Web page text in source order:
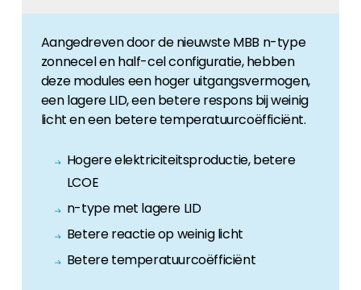
Aangedreven door de nieuwste MBB n-type
zonnecel en half-cel configuratie, hebben
deze modules een hoger uitgangsvermogen,
een lagere LID, een betere respons bij weinig
licht en een betere temperatuurcoëfficiënt.
Hogere elektriciteitsproductie, betere
LCOE
n-type met lagere LID
Betere reactie op weinig licht
Betere temperatuurcoëfficiënt